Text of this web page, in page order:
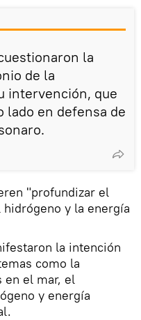
la
de la
intervención, que
lado en defensa de
"profundizar el
y la energía
la intención
como la
en el mar, el
y energía